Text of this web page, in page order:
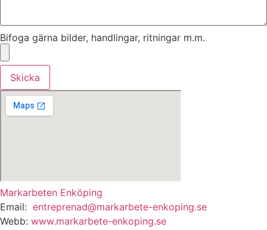
Bifoga gärna bilder, handlingar, ritningar m.m.
Skicka
Markarbeten Enköping
Email: entreprenad@markarbete-enkoping.se
Webb: www.markarbete-enkoping.se